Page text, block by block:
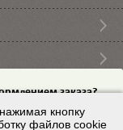
использования
заказа?
и мы с вами
кнопку
файлов cookie